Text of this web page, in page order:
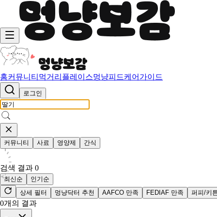
홈커뮤니티 먹거리 플레이스멍냥피드케어가이드
로그인
커뮤니티 사료 영양제 간식
검색 결과 0
최신순
인기순
상세 필터
멍냥닥터 추천 AAFCO 만족 FEDIAF 만족 퍼피/키
0개의 결과